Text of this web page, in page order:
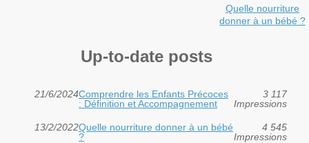
Quelle nourriture
donner à un bébé ?
Up-to-date posts
21/6/2024Comprendre les Enfants Précoces
: Définition et Accompagnement
3 117
Impressions
13/2/2022Quelle nourriture donner à un bébé
?
4 545
Impressions